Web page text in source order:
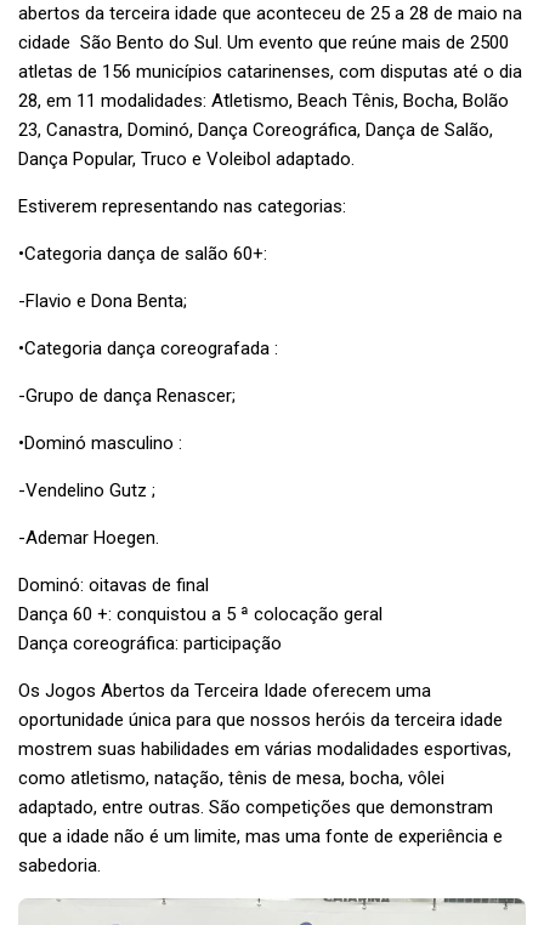
abertos da terceira idade que aconteceu de 25 a 28 de maio na
cidade São Bento do Sul. Um evento que reúne mais de 2500
atletas de 156 municípios catarinenses, com disputas até o dia
28, em 11 modalidades: Atletismo, Beach Tênis, Bocha, Bolão
23, Canastra, Dominó, Dança Coreográfica, Dança de Salão,
Dança Popular, Truco e Voleibol adaptado.
Estiverem representando nas categorias:
•Categoria dança de salão 60+:
-Flavio e Dona Benta;
•Categoria dança coreografada :
-Grupo de dança Renascer;
•Dominó masculino :
-Vendelino Gutz ;
-Ademar Hoegen.
Dominó: oitavas de final
Dança 60 +: conquistou a 5 ª colocação geral
Dança coreográfica: participação
Os Jogos Abertos da Terceira Idade oferecem uma
oportunidade única para que nossos heróis da terceira idade
mostrem suas habilidades em várias modalidades esportivas,
como atletismo, natação, tênis de mesa, bocha, vôlei
adaptado, entre outras. São competições que demonstram
que a idade não é um limite, mas uma fonte de experiência e
sabedoria.